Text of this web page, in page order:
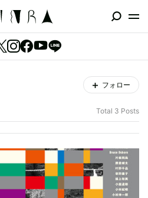
フォロー
Total 3 Posts